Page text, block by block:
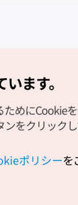
ます。
めにCookieを
をクリックし
ポリシーを